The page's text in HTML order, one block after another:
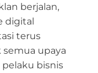
berjalan,
digital
terus
semua upaya
bisnis